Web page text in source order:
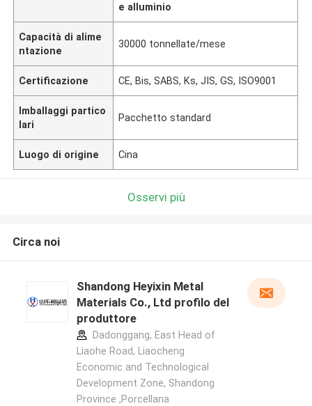
e alluminio
Capacità di alime
ntazione
30000 tonnellate/mese
Certificazione CE, Bis, SABS, Ks, JIS, GS, ISO9001
Imballaggi partico
lari
Pacchetto standard
Luogo di origine Cina
Osservi più
Circa noi
Shandong Heyixin Metal
Materials Co., Ltd profilo del
produttore
Dadonggang, East Head of
Liaohe Road, Liaocheng
Economic and Technological
Development Zone, Shandong
Province ,Porcellana